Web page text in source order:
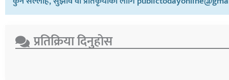
प्रतिक्रिया दिनुहोस​